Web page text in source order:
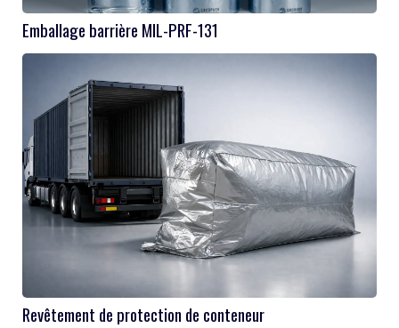
Emballage barrière MIL-PRF-131
Revêtement de protection de conteneur